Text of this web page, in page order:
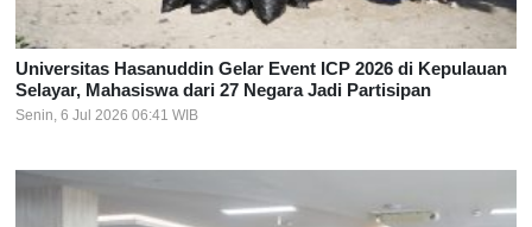
Universitas Hasanuddin Gelar Event ICP 2026 di Kepulauan
Selayar, Mahasiswa dari 27 Negara Jadi Partisipan
Senin, 6 Jul 2026 06:41 WIB